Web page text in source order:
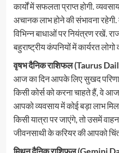
कार्यों में सफलता प्राप्त होगी.
अचानक लाभ होने की संभावना रहेगी.
विभिन्न बाधाओं पर नियंत्रण रखें.
बहुराष्ट्रीय कंपनियों में कार्यरत लोगो
वृषभ दैनिक राशिफल (Taurus
आज का दिन आपके लिए सुखद
किसी कोर्स को करना चाहते हैं, वे
आपको व्यवसाय में कोई बड़ा लाभ
किसी यात्रा पर जाएंगे, तो उसमें
जीवनसाथी के करियर की आपको